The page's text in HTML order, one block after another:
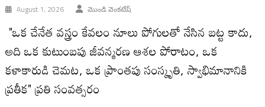
August 1, 2026 మొండి వెంకటేష్
"ఒక చేనేత వస్త్రం కేవలం నూలు పోగులతో నేసిన బట్ట కాదు,
అది ఒక కుటుంబపు జీవన్మరణ ఆశల పోరాటం, ఒక
కళాకారుడి చెమట, ఒక ప్రాంతపు సంస్కృతి, స్వాభిమానానికి
ప్రతీక" ప్రతి సంవత్సరం